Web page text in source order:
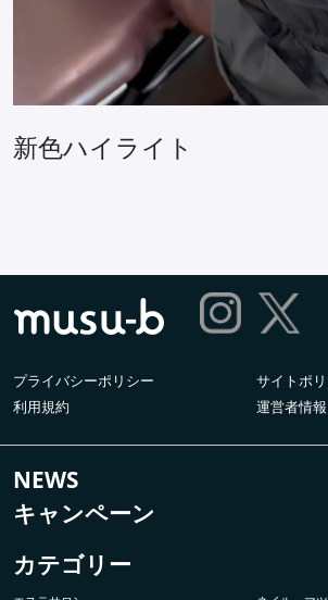
新色ハイライト
プライバシーポリシー
サイトポ
利用規約
運営者情報
NEWS
キャンペーン
カテゴリー